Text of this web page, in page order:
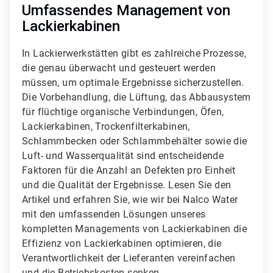
Umfassendes Management von
Lackierkabinen
In Lackierwerkstätten gibt es zahlreiche Prozesse,
die genau überwacht und gesteuert werden
müssen, um optimale Ergebnisse sicherzustellen.
Die Vorbehandlung, die Lüftung, das Abbausystem
für flüchtige organische Verbindungen, Öfen,
Lackierkabinen, Trockenfilterkabinen,
Schlammbecken oder Schlammbehälter sowie die
Luft- und Wasserqualität sind entscheidende
Faktoren für die Anzahl an Defekten pro Einheit
und die Qualität der Ergebnisse. Lesen Sie den
Artikel und erfahren Sie, wie wir bei Nalco Water
mit den umfassenden Lösungen unseres
kompletten Managements von Lackierkabinen die
Effizienz von Lackierkabinen optimieren, die
Verantwortlichkeit der Lieferanten vereinfachen